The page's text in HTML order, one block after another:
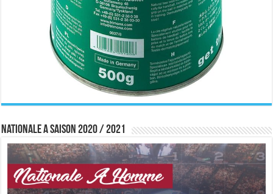
Nationale A saison 2020 / 2021